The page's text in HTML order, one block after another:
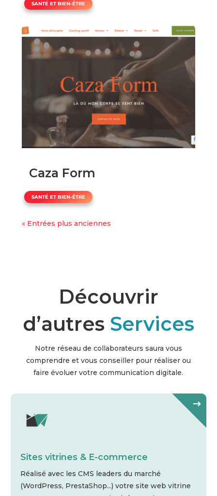
SANTÉ ET BIEN-ÊTRE
Caza Form
SANTÉ ET BIEN-ÊTRE
« Entrées plus anciennes
Découvrir
d’autres Services
Notre réseau de collaborateurs saura vous
comprendre et vous conseiller pour réaliser ou
faire évoluer votre communication digitale.
Sites vitrines & E-commerce
Réalisé avec les CMS leaders du marché
(WordPress, PrestaShop...) votre site web vitrine